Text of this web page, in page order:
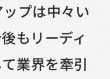
プは中々い
もリーディ
業界を牽引